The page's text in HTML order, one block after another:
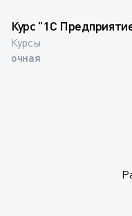
Курс "1С
Курсы
очная